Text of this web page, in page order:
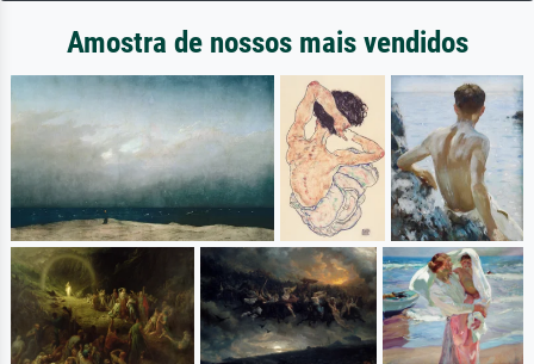
Amostra de nossos mais vendidos